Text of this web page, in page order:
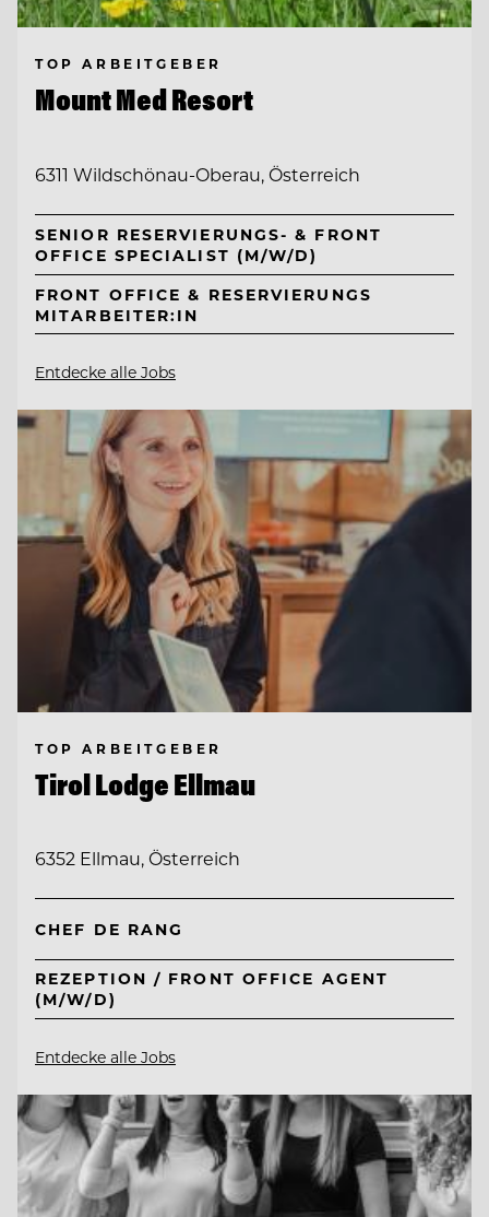
TOP ARBEITGEBER
Mount Med Resort
6311 Wildschönau-Oberau, Österreich
SENIOR RESERVIERUNGS- & FRONT
OFFICE SPECIALIST (M/W/D)
FRONT OFFICE & RESERVIERUNGS
MITARBEITER:IN
Entdecke alle Jobs
TOP ARBEITGEBER
Tirol Lodge Ellmau
6352 Ellmau, Österreich
CHEF DE RANG
REZEPTION / FRONT OFFICE AGENT
(M/W/D)
Entdecke alle Jobs